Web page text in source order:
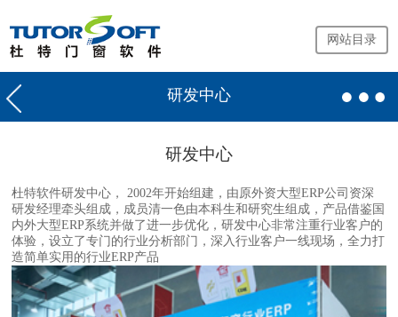
家
门
窗
厂
件
网站目录
研发中心
研发中心
杜特软件研发中心， 2002年开始组建，由原外资大型ERP公司资深
研发经理牵头组成，成员清一色由本科生和研究生组成，产品借鉴国
内外大型ERP系统并做了进一步优化，研发中心非常注重行业客户的
体验，设立了专门的行业分析部门，深入行业客户一线现场，全力打
造简单实用的行业ERP产品